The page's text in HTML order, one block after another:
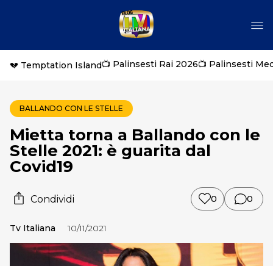
💔 Temptation Island📺 Palinsesti Rai 2026📺 Palinsesti
BALLANDO CON LE STELLE
Mietta torna a Ballando con le
Stelle 2021: è guarita dal
Covid19
Condividi 0 0
Tv Italiana 10/11/2021